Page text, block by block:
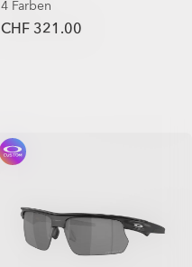
4 Farben
CHF 321.00